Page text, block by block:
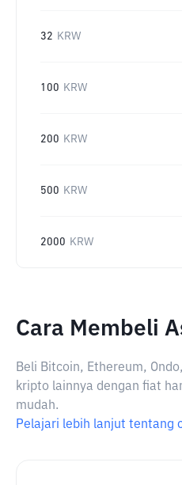
32 KRW
100 KRW
200 KRW
500 KRW
2000 KRW
Cara Membeli
Beli Bitcoin, Ethereum,
kripto lainnya dengan fiat
mudah.
Pelajari lebih lanjut tentang